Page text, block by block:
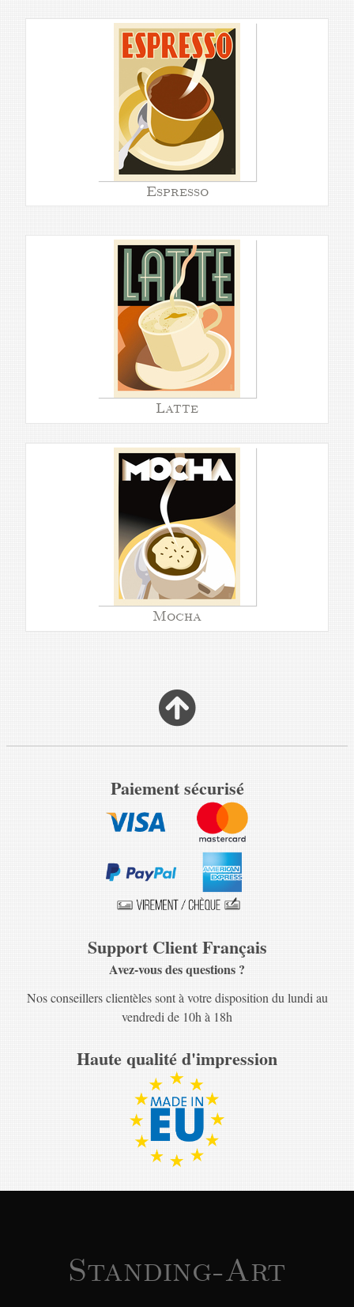
Espresso
Latte
Mocha
Paiement sécurisé
Support Client Français
Avez-vous des questions ?
Nos conseillers clientèles sont à votre disposition du lundi au
vendredi de 10h à 18h
Haute qualité d'impression
Standing-Art